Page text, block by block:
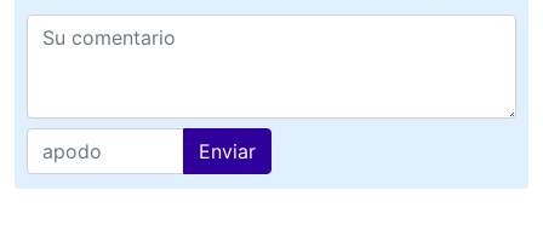
Enviar